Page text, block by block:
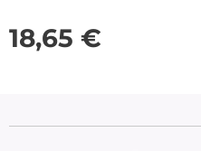
18,65 €